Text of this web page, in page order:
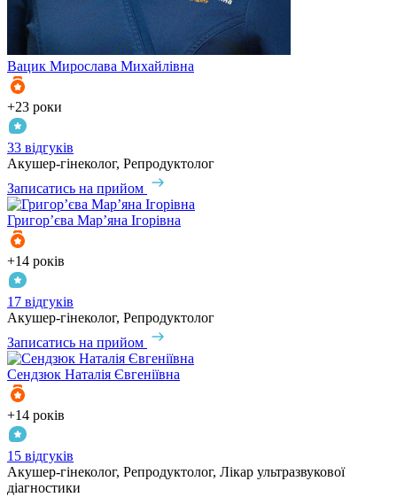
Вацик Мирослава Михайлівна
+23 роки
33 відгуків
Акушер-гінеколог, Репродуктолог
Записатись на прийом
Григор’єва Мар’яна Ігорівна
+14 років
17 відгуків
Акушер-гінеколог, Репродуктолог
Записатись на прийом
Сендзюк Наталія Євгеніївна
+14 років
15 відгуків
Акушер-гінеколог, Репродуктолог, Лікар ультразвукової
діагностики